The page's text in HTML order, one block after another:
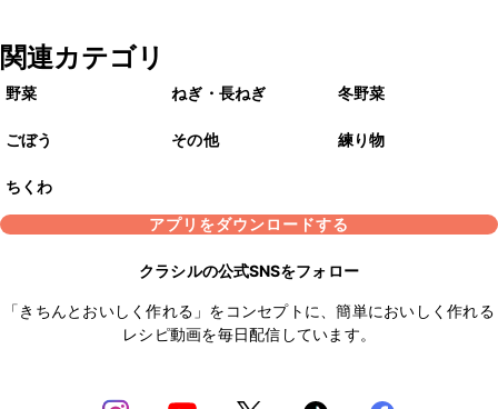
関連カテゴリ
野菜 ねぎ・長ねぎ 冬野菜
ごぼう その他 練り物
ちくわ
アプリをダウンロードする
クラシルの公式SNSをフォロー
「きちんとおいしく作れる」をコンセプトに、簡単においしく作れる
レシピ動画を毎日配信しています。